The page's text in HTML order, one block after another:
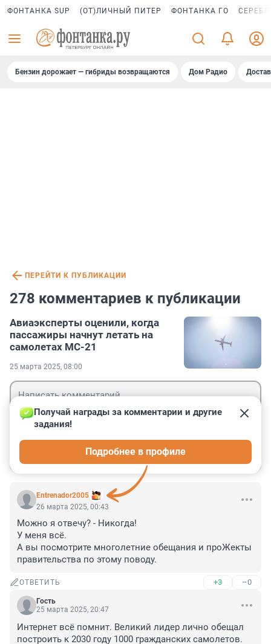
ФОНТАНКА SUP (ОТ)ЛИЧНЫЙ ПИТЕР ФОНТАНКА ГО
Бензин дорожает — гибриды возвращаются Дом Радио
ПЕРЕЙТИ К ПУБЛИКАЦИИ
278 комментариев к публикации
Авиаэксперты оценили, когда
пассажиры начнут летать на
самолетах МС-21
25 марта 2025, 08:00
Entrenador2005
Получай награды за комментарии и другие
задания!
Подробнее в профиле
26 марта 2025, 00:43
Можно я отвечу? - Никогда!
У меня всё.
А вы посмотрите многолетние обещания и проЖекты
правительства по этому поводу.
ОТВЕТИТЬ +3 –0
Гость
25 марта 2025, 20:47
Интернет всё помнит. Великий лидер лично обещал
построить к 2030 году 1000 гражданских самолетов.